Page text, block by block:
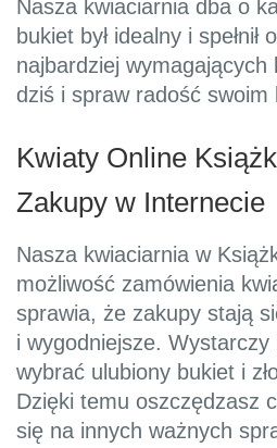
Nasza kwiaciarnia dba o
bukiet był idealny i
najbardziej wymagających
dziś i spraw radość swoim
Kwiaty Online
Zakupy w Internecie
Nasza kwiaciarnia w
możliwość zamówienia
sprawia, że zakupy stają
i wygodniejsze.
wybrać ulubiony bukiet i
Dzięki temu oszczędzasz
się na innych ważnych